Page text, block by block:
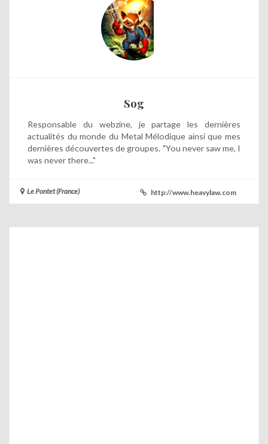
Sog
Responsable du webzine, je partage les dernières
actualités du monde du Metal Mélodique ainsi que mes
dernières découvertes de groupes. "You never saw me, I
was never there..."
Le Pontet (France) http://www.heavylaw.com